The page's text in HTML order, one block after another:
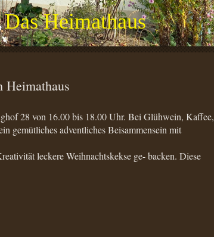
Das Heimathaus
Heimathaus
28 von 16.00 bis 18.00 Uhr. Bei Glühwein, Kaffee,
gemütliches adventliches Beisammensein mit
leckere Weihnachtskekse ge- backen. Diese